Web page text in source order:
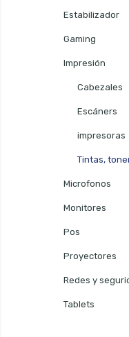
Estabilizador
Gaming
Impresión
Cabezales
Escáners
impresoras
Tintas,
Microfonos
Monitores
Pos
Proyectores
Redes y
Tablets